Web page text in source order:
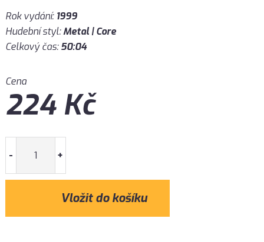
Rok vydání: 1999
Hudební styl:Metal | Core
Celkový čas:50:04
Cena
224Kč
- +